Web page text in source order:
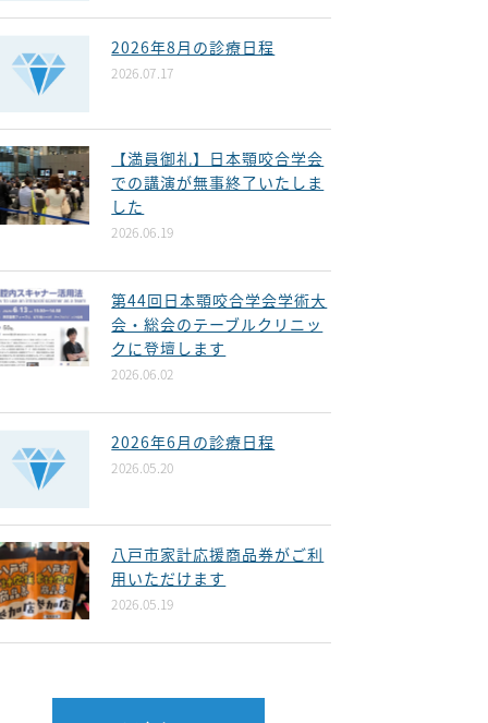
2026年8月の診療日程
2026.07.17
【満員御礼】日本顎咬合学会
での講演が無事終了いたしま
した
2026.06.19
第44回日本顎咬合学会学術大
会・総会のテーブルクリニッ
クに登壇します
2026.06.02
2026年6月の診療日程
2026.05.20
八戸市家計応援商品券がご利
用いただけます
2026.05.19